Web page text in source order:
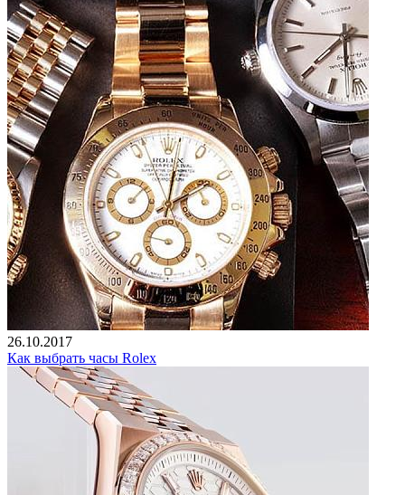
26.10.2017
Как выбрать часы Rolex